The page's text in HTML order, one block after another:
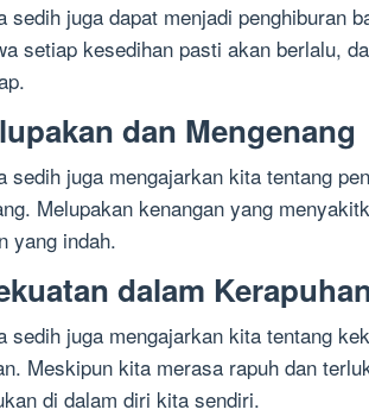
sedih juga dapat menjadi penghiburan
setiap kesedihan pasti akan berlalu,
dan Mengenang
sedih juga mengajarkan kita tentang
Melupakan kenangan yang
yang indah.
dalam
sedih juga mengajarkan kita tentang
Meskipun kita merasa rapuh dan
di dalam diri kita sendiri.